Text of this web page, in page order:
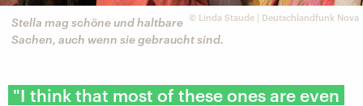
© Linda Staude | Deutschlandfunk Nova
Stella mag schöne und haltbare
Sachen, auch wenn sie gebraucht sind.
"I think that most of these ones are even